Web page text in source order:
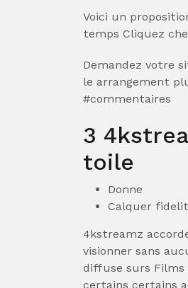
Voici un
temps Cliquez
Demandez votre
le arrangement
#commentaires
3
toile
Donne
Calquer
4kstreamz
visionner sans
diffuse surs Films
certains certains